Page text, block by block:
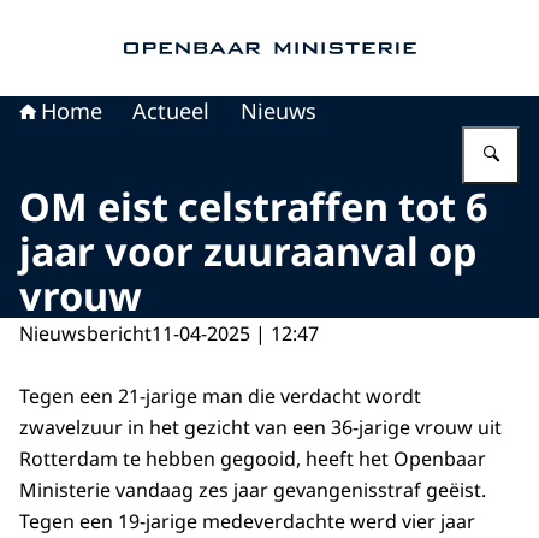
Home Actueel Nieuws
OM eist celstraffen tot 6
jaar voor zuuraanval op
vrouw
Nieuwsbericht11-04-2025 | 12:47
Tegen een 21-jarige man die verdacht wordt
zwavelzuur in het gezicht van een 36-jarige vrouw uit
Rotterdam te hebben gegooid, heeft het Openbaar
Ministerie vandaag zes jaar gevangenisstraf geëist.
Tegen een 19-jarige medeverdachte werd vier jaar